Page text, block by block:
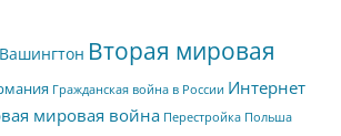
Вашингтон Вторая мировая
Гражданская война в России Интернет
мировая война Перестройка Польша